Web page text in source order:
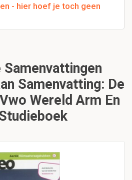
- hier hoef je toch geen
Samenvattingen
Samenvatting: De
Wereld Arm En